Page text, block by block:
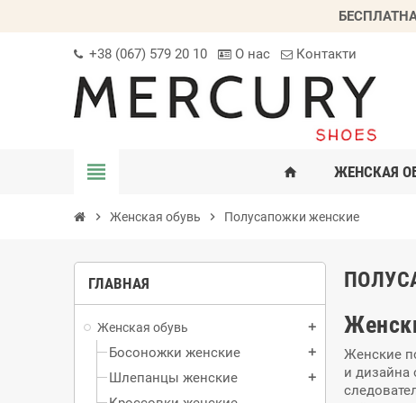
+38 (067) 579 20 10 О нас Контакти
view_headline home ЖЕНСКАЯ
chevron_right Женская обувь chevron_right Полусапожки женские
ГЛАВНАЯ
Женская обувь add
Босоножки женские add
Шлепанцы женские add
Женские
и дизайна